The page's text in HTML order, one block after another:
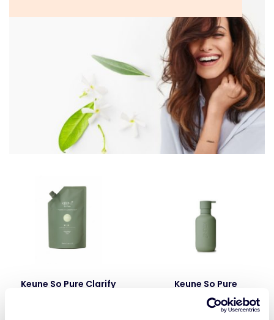
Keune So Pure Clarify
Keune So Pure
Nachfüllbare Flasche
Für shampoo und